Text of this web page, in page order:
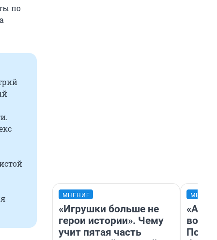
по
МНЕНИЕ
«Игрушки больше не
герои истории». Чему
учит пятая часть
вот